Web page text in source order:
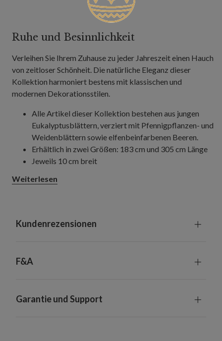
Ruhe und Besinnlichkeit
Verleihen Sie Ihrem Zuhause zu jeder Jahreszeit einen Hauch
von zeitloser Schönheit. Die natürliche Eleganz dieser
Kollektion harmoniert bestens mit klassischen und
modernen Dekorationsstilen.
Alle Artikel dieser Kollektion bestehen aus jungen
Eukalyptusblättern, verziert mit Pfennigpflanzen- und
Weidenblättern sowie elfenbeinfarbenen Beeren.
Erhältlich in zwei Größen: 183 cm und 305 cm Länge
Jeweils 10 cm breit
Jeder Artikel ist ein handgefertigtes Unikat mit
Außenbereiche
Weiterlesen
Kundenrezensionen
F&A
Garantie und Support